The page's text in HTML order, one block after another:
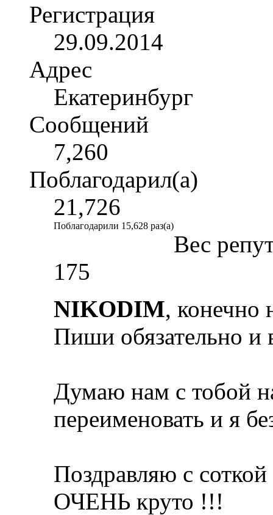
Регистрация
29.09.2014
Адрес
Екатеринбург
Сообщений
7,260
Поблагодарил(а)
21,726
Поблагодарили 15,628 раз(а)
Вес
175
NIKODIM, конечно
Пиши обязательно и
Думаю нам с тобой
переименовать и я
Поздравляю с
ОЧЕНЬ круто !!!